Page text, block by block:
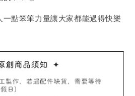
+ 點笨笨力量讓大家都能過得快樂